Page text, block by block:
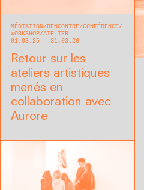
MÉDIATION RENCONTRE/CONFÉRENCE
WORKSHOP/ATELIER
01.03.25 — 31.03.26
Retour sur les
ateliers artistiques
menés en
collaboration avec
Aurore